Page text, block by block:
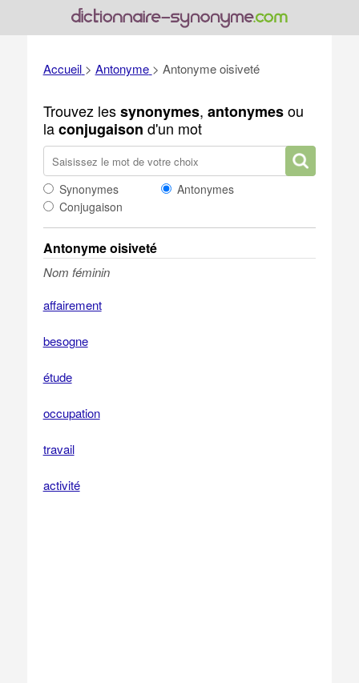
Accueil > Antonyme > Antonyme oisiveté
Trouvez lessynonymes, antonymesou
laconjugaison d'un mot
Synonymes
Antonymes
Conjugaison
Antonyme oisiveté
Nom féminin
affairement
besogne
étude
occupation
travail
activité